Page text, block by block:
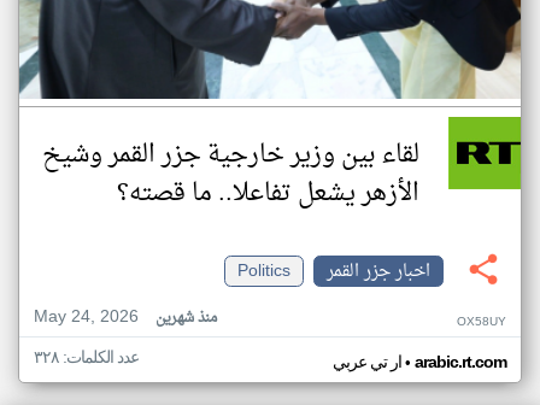
لقاء بين وزير خارجية جزر القمر وشيخ
الأزهر يشعل تفاعلا.. ما قصته؟
اخبار جزر القمر
Politics
May 24, 2026
منذ شهرين OX58UY
ار تي عربي• arabic.rt.com عدد الكلمات: ٣٢٨